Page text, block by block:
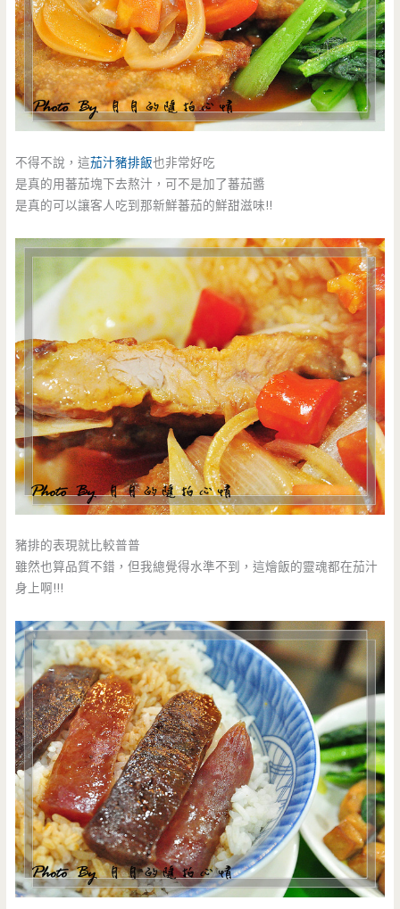
不得不說，這茄汁豬排飯也非常好吃
是真的用蕃茄塊下去熬汁，可不是加了蕃茄醬
是真的可以讓客人吃到那新鮮蕃茄的鮮甜滋味!!
豬排的表現就比較普普
雖然也算品質不錯，但我總覺得水準不到，這燴飯的靈魂都在茄汁
身上啊!!!